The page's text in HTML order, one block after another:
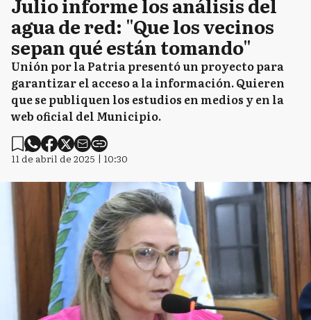
agua de red: "Que los vecinos
sepan qué están tomando"
Unión por la Patria presentó un proyecto para
garantizar el acceso a la información. Quieren
que se publiquen los estudios en medios y en la
web oficial del Municipio.
11 de abril de 2025 | 10:30